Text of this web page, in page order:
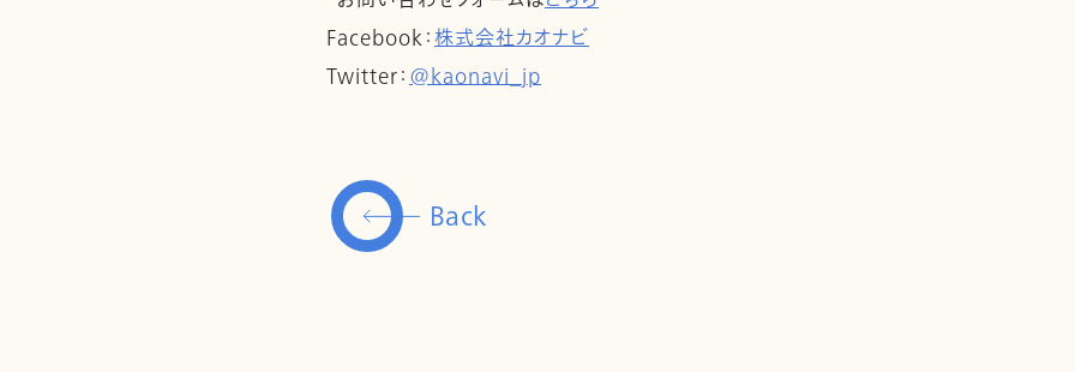
Facebook： 株式会社カオナビ
Twitter： @kaonavi_jp
Back